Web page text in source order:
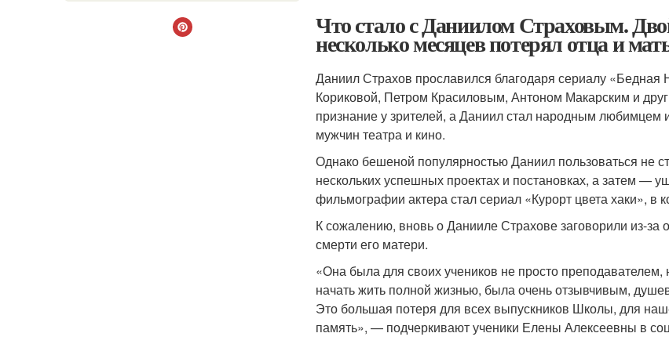
Что стало с Даниилом Страховым.
несколько месяцев потерял отца и
Даниил Страхов прославился благодаря сериалу
Кориковой, Петром Красиловым, Антоном Макарским и
признание у зрителей, а Даниил стал народным
мужчин театра и кино.
Однако бешеной популярностью Даниил пользоваться не
нескольких успешных проектах и постановках, а затем —
фильмографии актера стал сериал «Курорт цвета хаки», в
К сожалению, вновь о Данииле Страхове заговорили из-за
смерти его матери.
«Она была для своих учеников не просто
начать жить полной жизнью, была очень отзывчивым,
Это большая потеря для всех выпускников Школы, для
память», — подчеркивают ученики Елены Алексеевны в